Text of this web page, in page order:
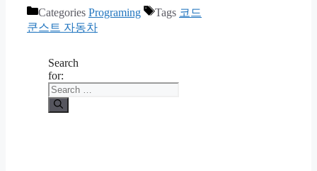
Categories Programing Tags 코드
쿤스트 자동차
Search
for: